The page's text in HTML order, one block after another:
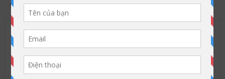
Áo gile bảo hộ kiểu 13